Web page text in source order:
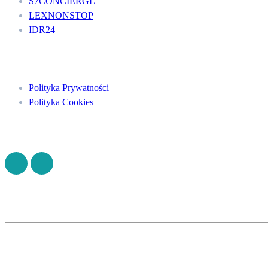
LEXNONSTOP
IDR24
Polityka Prywatności
Polityka Cookies